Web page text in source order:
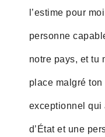
l’estime pour
personne
notre pays, et tu
place malgré
exceptionnel qui
d’État et une